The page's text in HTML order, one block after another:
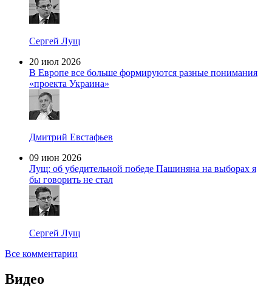
Сергей Лущ
20 июл 2026
В Европе все больше формируются разные понимания
«проекта Украина»
Дмитрий Евстафьев
09 июн 2026
Лущ: об убедительной победе Пашиняна на выборах я
бы говорить не стал
Сергей Лущ
Все комментарии
Видео